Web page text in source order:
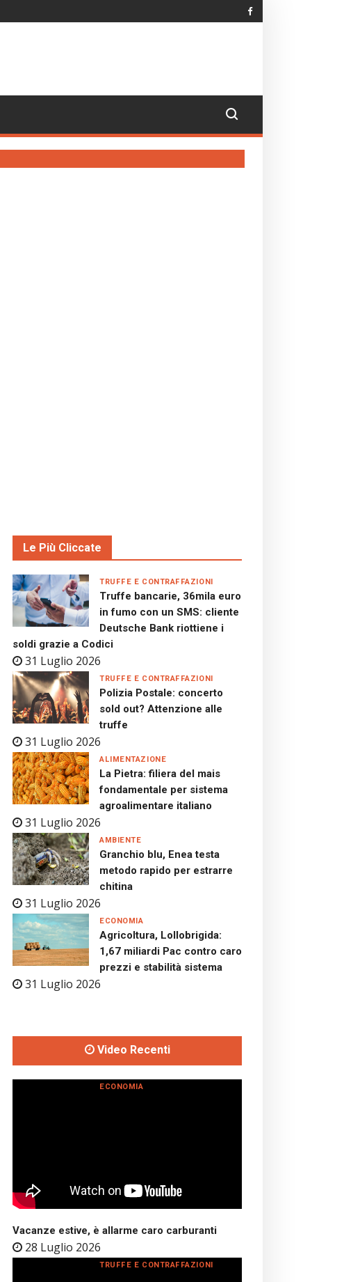
Le Più Cliccate
Truffe bancarie, 36mila euro
in fumo con un SMS: cliente
Deutsche Bank riottiene i
soldi grazie a Codici
31 Luglio 2026
TRUFFE E CONTRAFFAZIONI
Polizia Postale: concerto
sold out? Attenzione alle
truffe
31 Luglio 2026
TRUFFE E CONTRAFFAZIONI
La Pietra: filiera del mais
fondamentale per sistema
agroalimentare italiano
31 Luglio 2026
ALIMENTAZIONE
Granchio blu, Enea testa
metodo rapido per estrarre
chitina
31 Luglio 2026
AMBIENTE
Agricoltura, Lollobrigida:
1,67 miliardi Pac contro caro
prezzi e stabilità sistema
31 Luglio 2026
ECONOMIA
Video Recenti
Vacanze estive, è allarme caro carburanti
28 Luglio 2026
ECONOMIA
TRUFFE E CONTRAFFAZIONI